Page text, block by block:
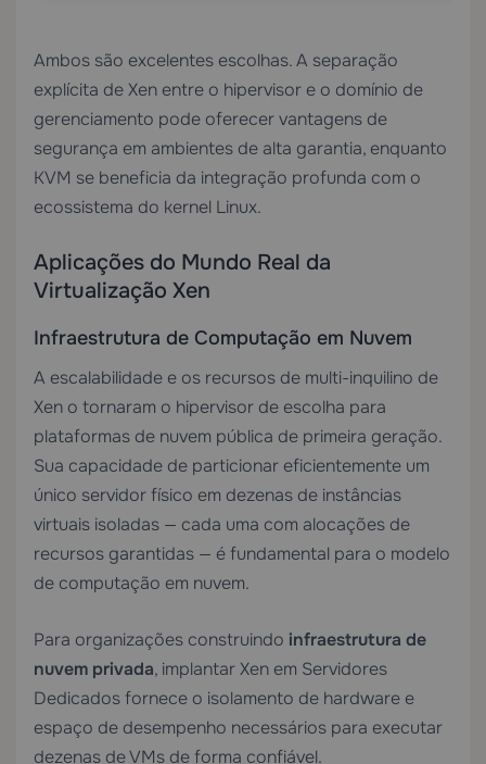
Ambos são excelentes escolhas. A separação
explícita de Xen entre o hipervisor e o domínio de
gerenciamento pode oferecer vantagens de
segurança em ambientes de alta garantia, enquanto
KVM se beneficia da integração profunda com o
ecossistema do kernel Linux.
Aplicações do Mundo Real da
Virtualização Xen
Infraestrutura de Computação em Nuvem
A escalabilidade e os recursos de multi-inquilino de
Xen o tornaram o hipervisor de escolha para
plataformas de nuvem pública de primeira geração.
Sua capacidade de particionar eficientemente um
único servidor físico em dezenas de instâncias
virtuais isoladas — cada uma com alocações de
recursos garantidas — é fundamental para o modelo
de computação em nuvem.
Para organizações construindo infraestrutura de
nuvem privada, implantar Xen em Servidores
Dedicadosfornece o isolamento de hardware e
espaço de desempenho necessários para executar
dezenas de VMs de forma confiável.